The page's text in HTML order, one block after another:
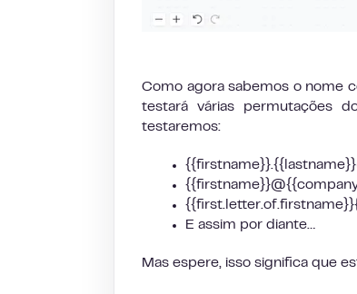
Como agora sabemos o nome
testará várias permutações
testaremos:
E assim por diante…
Mas espere, isso significa que